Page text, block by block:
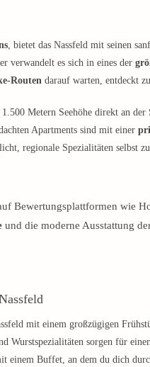
, bietet das Nassfeld mit seinen
verwandelt es sich in eines der
Routen darauf warten, entdeckt
Metern Seehöhe direkt an
Apartments sind mit einer
regionale Spezialitäten selbst
Bewertungsplattformen wie
und die moderne Ausstattung
mit einem großzügigen
Wurstspezialitäten sorgen für
einem Buffet, an dem du dich